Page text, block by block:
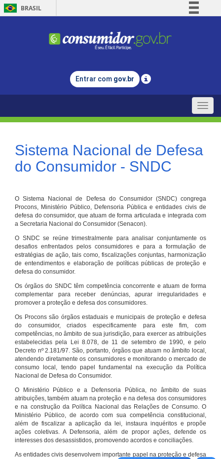
BRASIL
Comunica BR
Legislação
Entrar com gov.br
Toggle
Sistema Nacional de Defesa
do Consumidor - SNDC
O Sistema Nacional de Defesa do Consumidor (SNDC) congrega
Procons, Ministério Público, Defensoria Pública e entidades civis de
defesa do consumidor, que atuam de forma articulada e integrada com
a Secretaria Nacional do Consumidor (Senacon).
O SNDC se reúne trimestralmente para analisar conjuntamente os
desafios enfrentados pelos consumidores e para a formulação de
estratégias de ação, tais como, fiscalizações conjuntas, harmonização
de entendimentos e elaboração de políticas públicas de proteção e
defesa do consumidor.
Os órgãos do SNDC têm competência concorrente e atuam de forma
complementar para receber denúncias, apurar irregularidades e
promover a proteção e defesa dos consumidores.
Os Procons são órgãos estaduais e municipais de proteção e defesa
do consumidor, criados especificamente para este fim, com
competências, no âmbito de sua jurisdição, para exercer as atribuições
estabelecidas pela Lei 8.078, de 11 de setembro de 1990, e pelo
Decreto nº 2.181/97. São, portanto, órgãos que atuam no âmbito local,
atendendo diretamente os consumidores e monitorando o mercado de
consumo local, tendo papel fundamental na execução da Política
Nacional de Defesa do Consumidor.
O Ministério Público e a Defensoria Pública, no âmbito de suas
atribuições, também atuam na proteção e na defesa dos consumidores
e na construção da Política Nacional das Relações de Consumo. O
Ministério Público, de acordo com sua competência constitucional,
além de fiscalizar a aplicação da lei, instaura inquéritos e propõe
ações coletivas. A Defensoria, além de propor ações, defende os
interesses dos desassistidos, promovendo acordos e conciliações.
As entidades civis desenvolvem importante papel na proteção e defesa